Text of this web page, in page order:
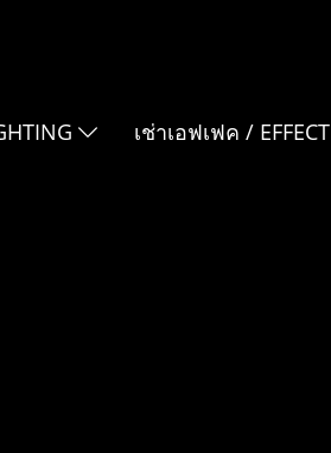
เช่าเอฟเฟค / EFFECT